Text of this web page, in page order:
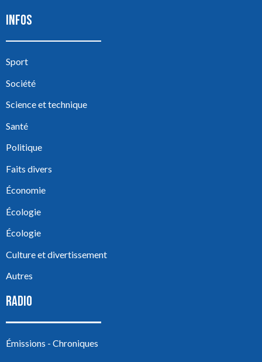
INFOS
Sport
Société
Science et technique
Santé
Politique
Faits divers
Économie
Écologie
Écologie
Culture et divertissement
Autres
RADIO
Émissions - Chroniques